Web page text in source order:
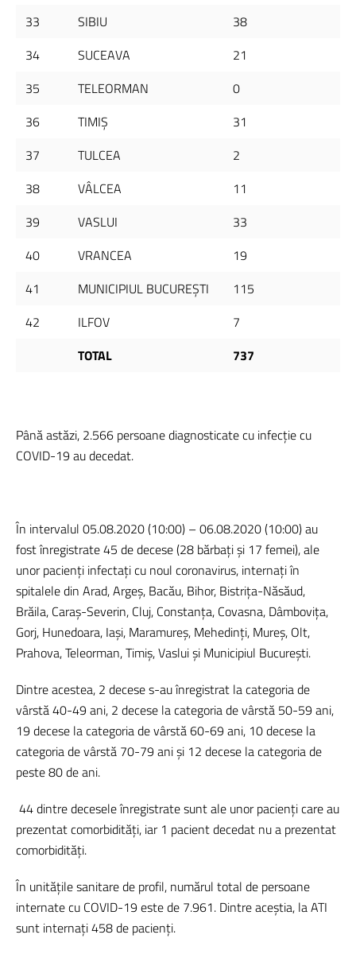
33 SIBIU
38
34
SUCEAVA
21
35
TELEORMAN
0
36
TIMIŞ
31
37
TULCEA
2
38
VÂLCEA
11
39
VASLUI
33
40
VRANCEA
19
41
MUNICIPIUL BUCUREŞTI
115
42
ILFOV
7
TOTAL
737
Până astăzi, 2.566 persoane diagnosticate cu infecție cu
COVID-19 au decedat.
În intervalul 05.08.2020 (10:00) – 06.08.2020 (10:00) au
fost înregistrate 45 de decese (28 bărbați și 17 femei), ale
unor pacienți infectați cu noul coronavirus, internați în
spitalele din Arad, Argeș, Bacău, Bihor, Bistrița-Năsăud,
Brăila, Caraș-Severin, Cluj, Constanța, Covasna, Dâmbovița,
Gorj, Hunedoara, Iași, Maramureș, Mehedinți, Mureș, Olt,
Prahova, Teleorman, Timiș, Vaslui și Municipiul București.
Dintre acestea, 2 decese s-au înregistrat la categoria de
vârstă 40-49 ani, 2 decese la categoria de vârstă 50-59 ani,
19 decese la categoria de vârstă 60-69 ani, 10 decese la
categoria de vârstă 70-79 ani și 12 decese la categoria de
peste 80 de ani.
44 dintre decesele înregistrate sunt ale unor pacienți care au
prezentat comorbidități, iar 1 pacient decedat nu a prezentat
comorbidități.
În unitățile sanitare de profil, numărul total de persoane
internate cu COVID-19 este de 7.961. Dintre aceștia, la ATI
sunt internați 458 de pacienți.